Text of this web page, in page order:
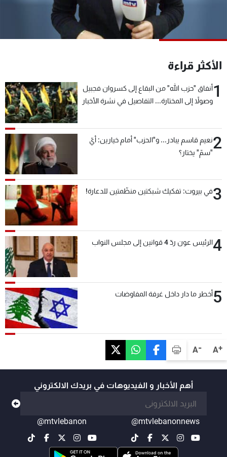
A+
A-
الأكثر قراءة
1أنفاق "حزب الله" من البقاع إلى كسروان فجبيل
وصولاً إلى المختارة... التفاصيل في نشرة الأخبار
2نعيم قاسم يبادر... و"الحزب" أمام خيارين: أيّ
"سمّ" يختار؟
3في بيروت: تفكيك شبكتين منظّمتين للدعارة!
4الرئيس عون ردّ 4 قوانين إلى مجلس النواب
5أخطر ما دار داخل غرفة المفاوضات
أهم الأخبار و الفيديوهات في بريدك الالكتروني
@mtvlebanonnews
@mtvlebanon
شاهد البرامج
عن MTV
الإنـتـاج
لاعلاناتكم
شروط الإسـتخدام
سياسة الخصوصية